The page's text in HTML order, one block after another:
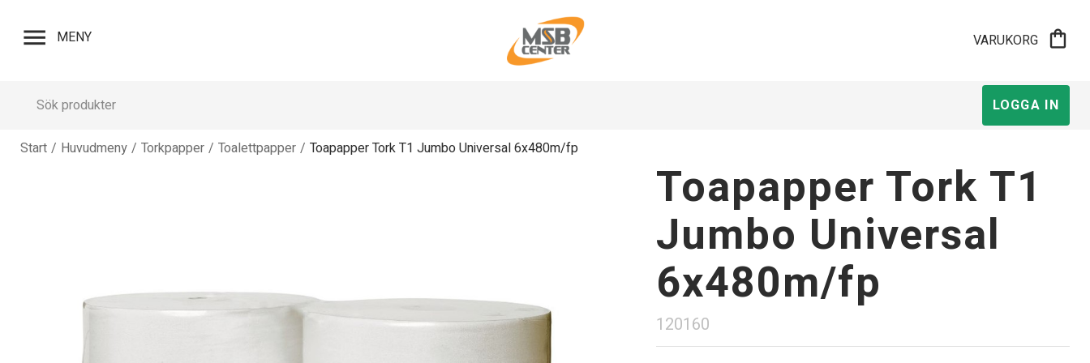
menu MENY VARUKORG shopping_bag
LOGGA IN
Start / Huvudmeny / Torkpapper / Toalettpapper / Toapapper Tork T1 Jumbo Universal 6x480m/fp
Toapapper Tork T1
Jumbo Universal
6x480m/fp
120160